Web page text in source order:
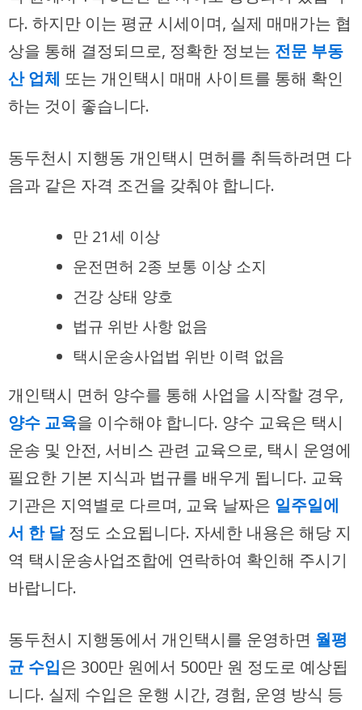
다. 하지만 이는 평균 시세이며, 실제 매매가는 협
상을 통해 결정되므로, 정확한 정보는 전문 부동
산 업체 또는 개인택시 매매 사이트를 통해 확인
하는 것이 좋습니다.
동두천시 지행동 개인택시 면허를 취득하려면 다
음과 같은 자격 조건을 갖춰야 합니다.
만 21세 이상
운전면허 2종 보통 이상 소지
건강 상태 양호
법규 위반 사항 없음
택시운송사업법 위반 이력 없음
개인택시 면허 양수를 통해 사업을 시작할 경우,
양수 교육을 이수해야 합니다. 양수 교육은 택시
운송 및 안전, 서비스 관련 교육으로, 택시 운영에
필요한 기본 지식과 법규를 배우게 됩니다. 교육
기관은 지역별로 다르며, 교육 날짜은 일주일에
서 한 달정도 소요됩니다. 자세한 내용은 해당 지
역 택시운송사업조합에 연락하여 확인해 주시기
바랍니다.
동두천시 지행동에서 개인택시를 운영하면 월평
균 수입은 300만 원에서 500만 원 정도로 예상됩
니다. 실제 수입은 운행 시간, 경험, 운영 방식 등